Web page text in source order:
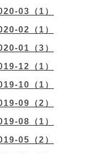
03（1）
02（1）
01（3）
12（1）
10（1）
09（2）
08（1）
05（2）